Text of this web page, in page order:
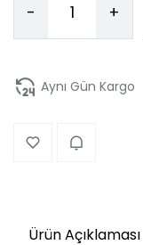
- +
Aynı Gün Kargo
Ürün Açıklaması